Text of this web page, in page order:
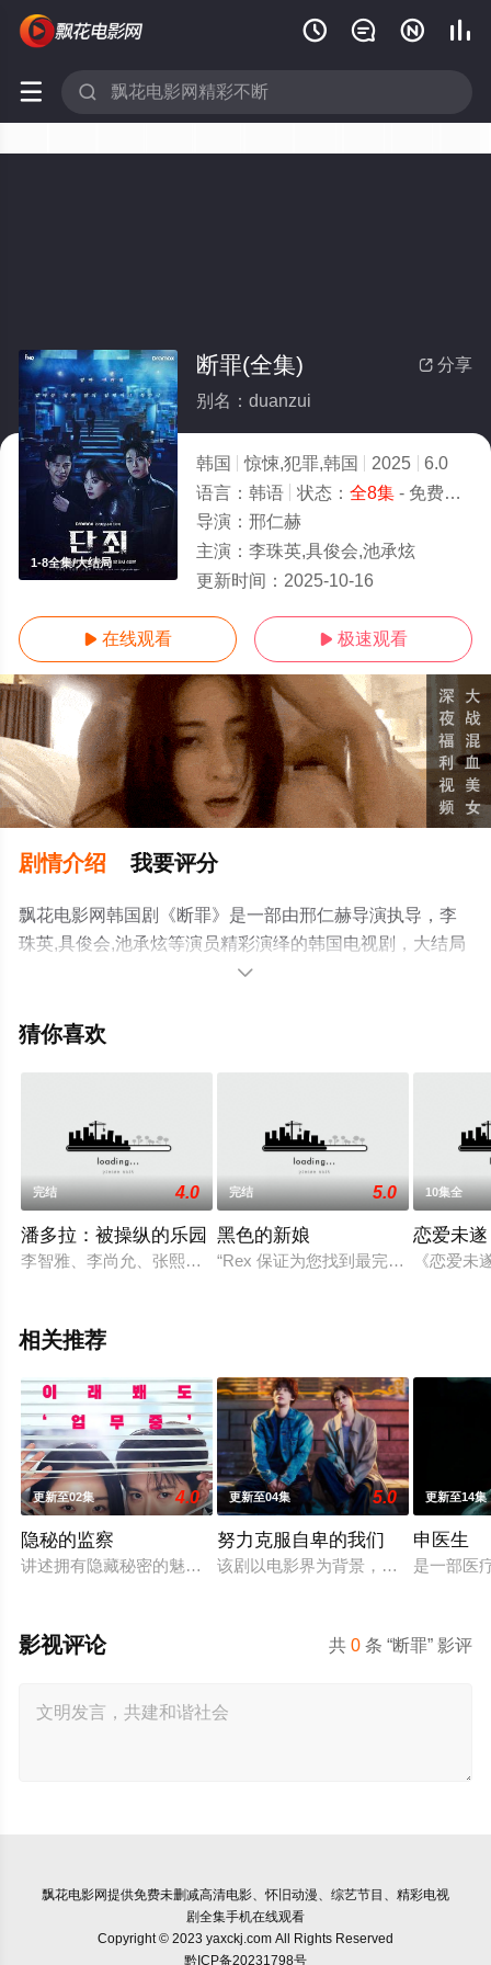
   
 
1-8全集/大结局
 分享
断罪(全集)
别名：duanzui
韩国 惊悚,犯罪,韩国 2025
6.0
语言： 韩语 状态： 全8集- 免费在线观看
导演： 邢仁赫
主演： 李珠英,具俊会,池承炫
更新时间： 2025-10-16
 在线观看  极速观看
剧情介绍 我要评分
飘花电影网韩国剧《断罪》是一部由邢仁赫导演执导，李
珠英,具俊会,池承炫等演员精彩演绎的韩国电视剧，大结局
剧情已揭晓（1-8全集），手机免费观看高清无删减完整版
视剧、电视猫或剧情网等平台了解。

猜你喜欢
完结 4.0
潘多拉：被操纵的乐园
李智雅、李尚允、张熙珍、朴基雄、奉太奎 tvN周末电视剧 《
完结 5.0
黑色的新娘
“Rex 保证为您找到最完美的另一半”
10集全
恋爱未遂
《恋爱
相关推荐
更新至02集 4.0
隐秘的监察
讲述拥有隐藏秘密的魅力监查室长朱仁雅（申惠善饰）和瞬间
更新至04集 5.0
努力克服自卑的我们
该剧以电影界为背景，讲述20年来无
更新至14集
申医生
是一部医
共0 条 “断罪” 影评
影视评论
飘花电影网提供免费未删减高清电影、怀旧动漫、综艺节目、精彩电视
剧全集手机在线观看
Copyright © 2023 yaxckj.com All Rights Reserved
黔ICP备20231798号